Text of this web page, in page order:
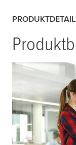
® TACK
Klebmasse
in Haushalt
sich